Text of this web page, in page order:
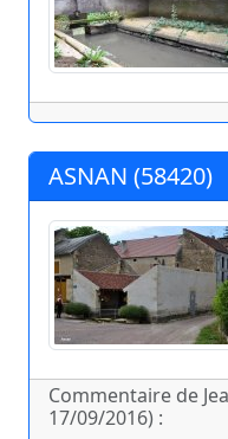
ASNAN (58420)
Commentaire de
17/09/2016) :